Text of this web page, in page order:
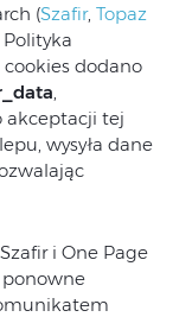
(Szafir, Topaz
dodano
akceptacji tej
wysyła dane
i One Page